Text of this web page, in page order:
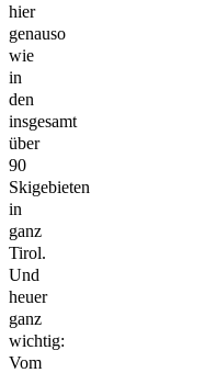
hier
genauso
wie
in
den
insgesamt
über
90
Skigebieten
in
ganz
Tirol.
Und
heuer
ganz
wichtig:
Vom